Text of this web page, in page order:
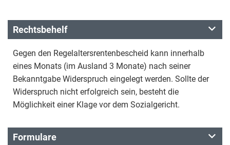
Rechtsbehelf
Gegen den Regelaltersrentenbescheid kann innerhalb
eines Monats (im Ausland 3 Monate) nach seiner
Bekanntgabe Widerspruch eingelegt werden. Sollte der
Widerspruch nicht erfolgreich sein, besteht die
Möglichkeit einer Klage vor dem Sozialgericht.
Formulare